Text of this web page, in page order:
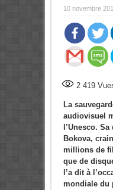
10 novembre
2 419
La
audiovisuel
l’Unesco.
Bokova,
millions de
que de
l’a dit à
mondiale du